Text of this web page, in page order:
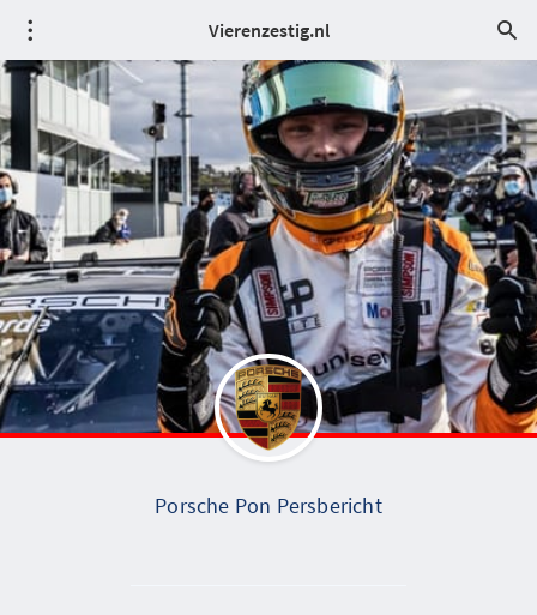
Vierenzestig.nl
Porsche Pon Persbericht